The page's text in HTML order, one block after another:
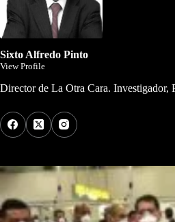
Sixto Alfredo Pinto
View Profile
Director de La Otra Cara. Investigador,